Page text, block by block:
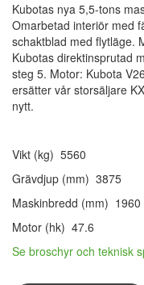
Kubotas nya 5,5-tons
Omarbetad interiör med
schaktblad med flytläge.
Kubotas direktinsprutad
steg 5. Motor: Kubota
ersätter vår storsäljare
nytt.
Vikt (kg) 5560
Grävdjup (mm) 3875
Maskinbredd (mm) 1960
Motor (hk) 47.6
Se broschyr och teknisk